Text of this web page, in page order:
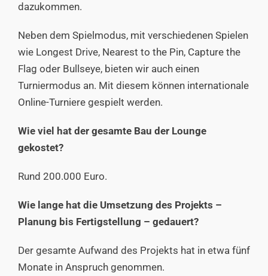
dazukommen.
Neben dem Spielmodus, mit verschiedenen Spielen
wie Longest Drive, Nearest to the Pin, Capture the
Flag oder Bullseye, bieten wir auch einen
Turniermodus an. Mit diesem können internationale
Online-Turniere gespielt werden.
Wie viel hat der gesamte Bau der Lounge
gekostet?
Rund 200.000 Euro.
Wie lange hat die Umsetzung des Projekts –
Planung bis Fertigstellung – gedauert?
Der gesamte Aufwand des Projekts hat in etwa fünf
Monate in Anspruch genommen.